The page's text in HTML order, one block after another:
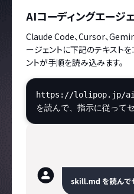
AIコーディングエージ
Claude Code、Cursor、
ージェントに下記のテキスト
ントが手順を読み込みます。
https://lolipop.jp/
を読んで、指示に従って